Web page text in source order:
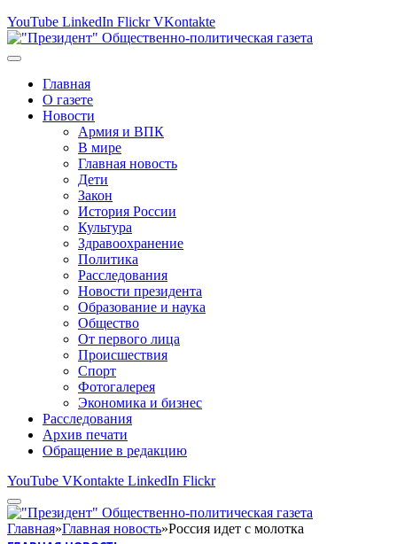
YouTube LinkedIn Flickr VKontakte
Главная
О газете
Новости
Армия и ВПК
В мире
Главная новость
Дети
Закон
История России
Культура
Здравоохранение
Политика
Расследования
Новости президента
Образование и наука
Общество
От первого лица
Происшествия
Спорт
Фотогалерея
Экономика и бизнес
Расследования
Архив печати
Обращение в редакцию
YouTube VKontakte LinkedIn Flickr
Главная»Главная новость»Россия идет с молотка